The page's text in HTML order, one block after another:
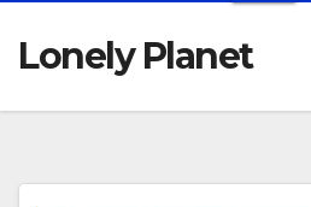
Lonely Planet